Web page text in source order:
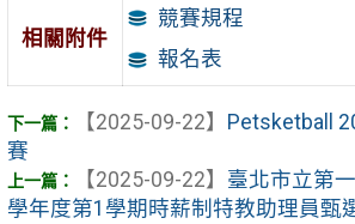
相關附件
競賽規程
報名表
【2025-09-22】 Petsketball
賽
【2025-09-22】 臺北市立第
學年度第1學期時薪制特教助理員甄